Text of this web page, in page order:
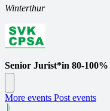
Winterthur
Senior Jurist*in 80-100%
More events Post events